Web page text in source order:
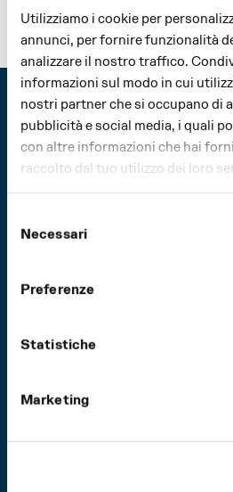
Utilizziamo i cookie per
annunci, per fornire funzionalità
analizzare il nostro traffico.
informazioni sul modo in cui
nostri partner che si occupano di
pubblicità e social media, i quali
con altre informazioni che hai
raccolto dal tuo utilizzo dei loro
delNecessari
Preferenze
Statistiche
Marketing
in
prova
I
N
F
O
alzi il
I
N
F
O
© 2026 Fondazione Teatro Regio di Parma
Fondazione Teatro Regio di Parma
Tel (+39) 0521 203911
PI 02208060349
DesignBcpt Associati